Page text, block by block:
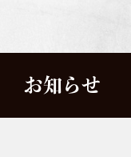
お知らせ